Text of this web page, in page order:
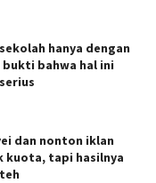
hanya dengan
bahwa hal ini
dan nonton iklan
kuota, tapi hasilnya